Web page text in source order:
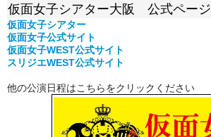
仮面女子シアター大阪 公式ページ
仮面女子シアター
仮面女子公式サイト
仮面女子WEST公式サイト
スリジエWEST公式サイト
他の公演日程はこちらをクリックください